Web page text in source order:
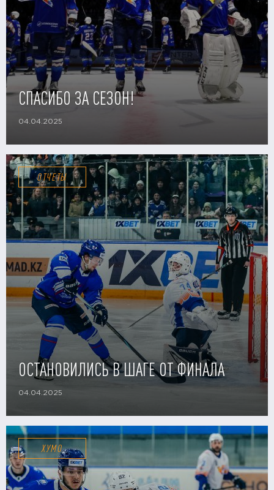
СПАСИБО ЗА СЕЗОН!
04.04.2025
ОТЧЕТЫ
ОСТАНОВИЛИСЬ В ШАГЕ ОТ ФИНАЛА
04.04.2025
ХУМО